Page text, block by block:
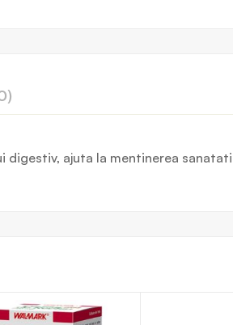
ajuta la mentinerea